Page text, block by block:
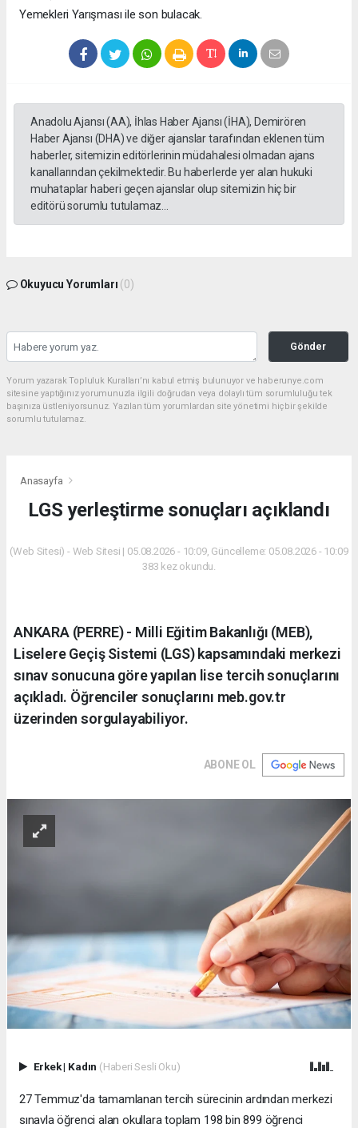
Yemekleri Yarışması ile son bulacak.
Anadolu Ajansı (AA), İhlas Haber Ajansı (İHA), Demirören
Haber Ajansı (DHA) ve diğer ajanslar tarafından eklenen tüm
haberler, sitemizin editörlerinin müdahalesi olmadan ajans
kanallarından çekilmektedir. Bu haberlerde yer alan hukuki
muhataplar haberi geçen ajanslar olup sitemizin hiç bir
editörü sorumlu tutulamaz...
Okuyucu Yorumları (0)
Gönder
Yorum yazarak Topluluk Kuralları’nı kabul etmiş bulunuyor ve haberunye.com
sitesine yaptığınız yorumunuzla ilgili doğrudan veya dolaylı tüm sorumluluğu tek
başınıza üstleniyorsunuz. Yazılan tüm yorumlardan site yönetimi hiçbir şekilde
sorumlu tutulamaz.
Anasayfa
LGS yerleştirme sonuçları açıklandı
(Web Sitesi) - Web Sitesi | 05.08.2026 - 10:09, Güncelleme: 05.08.2026 - 10:09
383 kez okundu.
ANKARA (PERRE) - Milli Eğitim Bakanlığı (MEB),
Liselere Geçiş Sistemi (LGS) kapsamındaki merkezi
sınav sonucuna göre yapılan lise tercih sonuçlarını
açıkladı. Öğrenciler sonuçlarını meb.gov.tr
üzerinden sorgulayabiliyor.
ABONE OL
Erkek| Kadın (Haberi Sesli Oku)
27 Temmuz'da tamamlanan tercih sürecinin ardından merkezi
sınavla öğrenci alan okullara toplam 198 bin 899 öğrenci